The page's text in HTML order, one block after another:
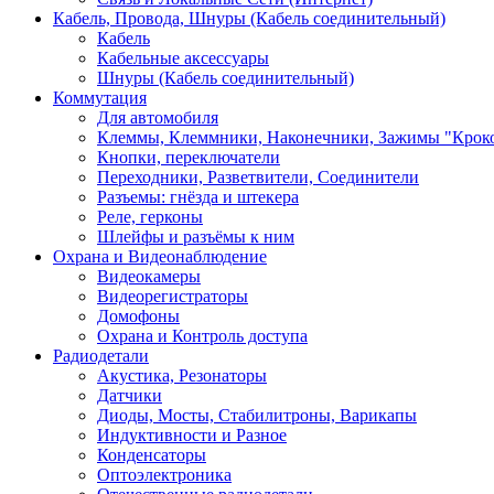
Кабель, Провода, Шнуры (Кабель соединительный)
Кабель
Кабельные аксессуары
Шнуры (Кабель соединительный)
Коммутация
Для автомобиля
Клеммы, Клеммники, Наконечники, Зажимы
Кнопки, переключатели
Переходники, Разветвители, Соединители
Разъемы: гнёзда и штекера
Реле, герконы
Шлейфы и разъёмы к ним
Охрана и Видеонаблюдение
Видеокамеры
Видеорегистраторы
Домофоны
Охрана и Контроль доступа
Радиодетали
Акустика, Резонаторы
Датчики
Диоды, Мосты, Стабилитроны, Варикапы
Индуктивности и Разное
Конденсаторы
Оптоэлектроника